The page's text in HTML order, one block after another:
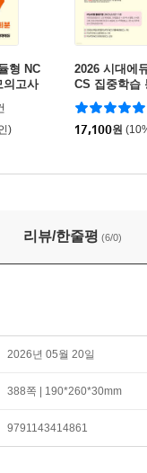
형 NC
의고사
)
2026 시대에
CS 집중학습
사 7회분
17,100원
합기본서
리뷰/한줄평 (6/0)
2026년 05월 20일
388쪽 | 190*260*30mm
9791143414861